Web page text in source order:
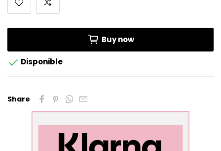
Buy now
 Disponible
Share